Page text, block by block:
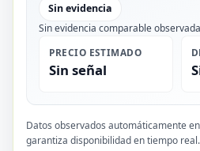
Sin evidencia
Sin evidencia comparable observada
PRECIO ESTIMADO
Sin señal
Datos observados automáticamente
garantiza disponibilidad en tiempo real.